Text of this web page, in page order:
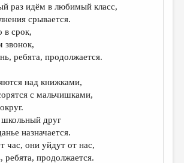
раз идём в любимый класс,
срывается.
в срок,
звонок,
ребята, продолжается.
над книжками,
с мальчишками,
друг
назначается.
час, они уйдут от нас,
продолжается.